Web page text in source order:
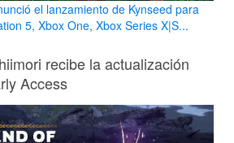
el lanzamiento de Kynseed para
5, Xbox One, Xbox Series X|S...
recibe la actualización
Access